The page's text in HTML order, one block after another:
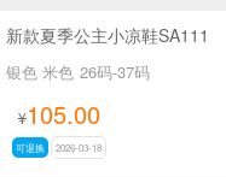
新款夏季公主小凉鞋SA111
银色 米色 26码-37码
¥105.00
可退换 2026-03-18